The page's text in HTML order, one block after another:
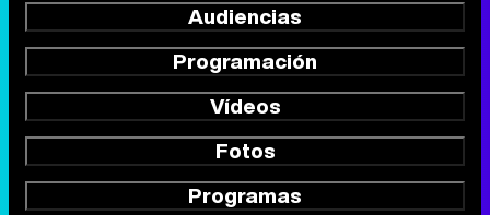
Audiencias
Programación
Vídeos
Fotos
Programas